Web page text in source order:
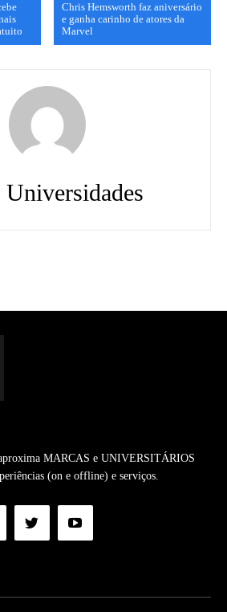
Chris Hemsworth faz aniversário
e ganha carinho de atores da
Marvel
MARCAS e UNIVERSITÁRIOS
(on e offline) e serviços.